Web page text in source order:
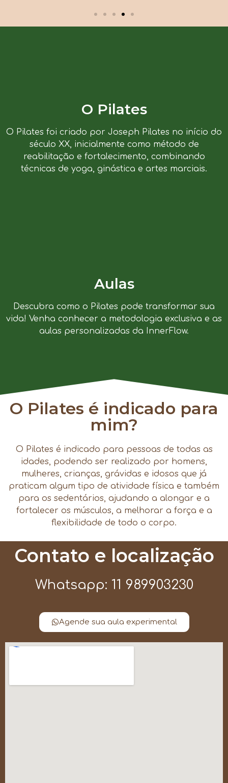
O Pilates
O Pilates foi criado por Joseph Pilates no início do
século XX, inicialmente como método de
reabilitação e fortalecimento, combinando
técnicas de yoga, ginástica e artes marciais.
Aulas
Descubra como o Pilates pode transformar sua
vida! Venha conhecer a metodologia exclusiva e as
aulas personalizadas da InnerFlow.
O Pilates é indicado para
mim?
O Pilates é indicado para pessoas de todas as
idades, podendo ser realizado por homens,
mulheres, crianças, grávidas e idosos que já
praticam algum tipo de atividade física e também
para os sedentários, ajudando a alongar e a
fortalecer os músculos, a melhorar a força e a
flexibilidade de todo o corpo.
Contato e localização
Whatsapp: 11 989903230
Agende sua aula experimental